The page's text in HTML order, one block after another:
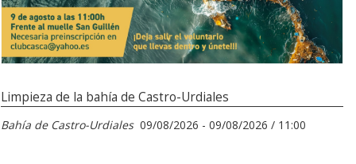
Limpieza de la bahía de Castro-Urdiales
Bahía de Castro-Urdiales 09/08/2026 - 09/08/2026 / 11:00